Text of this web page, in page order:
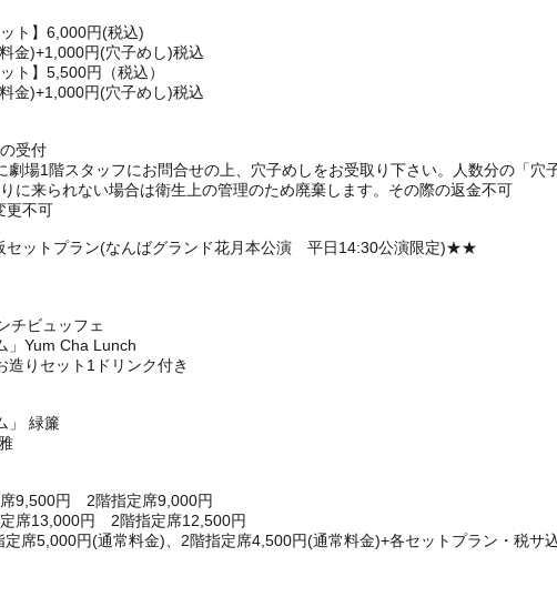
ト】6,000円(税込)
金)+1,000円(穴子めし)税込
ト】5,500円（税込）
金)+1,000円(穴子めし)税込
受付
場1階スタッフにお問合せの上、穴子めしをお受取り下さい。人数分の「穴
に来られない場合は衛生上の管理のため廃棄します。その際の返金不可
更不可
ットプラン(なんばグランド花月本公演 平日14:30公演限定)★★
チビュッフェ
」Yum Cha Lunch
造りセット1ドリンク付き
」 緑簾
9,500円 2階指定席9,000円
席13,000円 2階指定席12,500円
席5,000円(通常料金)、2階指定席4,500円(通常料金)+各セットプラン・税サ